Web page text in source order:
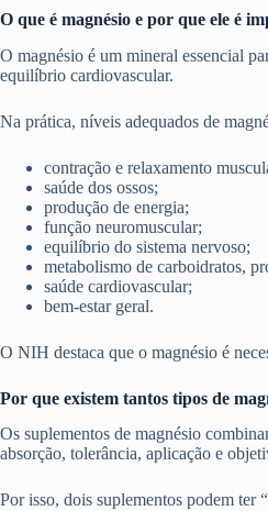
O que é magnésio e por que ele é
O magnésio é um mineral essencial
equilíbrio cardiovascular.
Na prática, níveis adequados de
contração e relaxamento
saúde dos ossos;
produção de energia;
função neuromuscular;
equilíbrio do sistema nervoso;
metabolismo de carboidratos,
saúde cardiovascular;
bem-estar geral.
O NIH destaca que o magnésio é
Por que existem tantos tipos de
Os suplementos de magnésio
absorção, tolerância, aplicação e
Por isso, dois suplementos podem ter